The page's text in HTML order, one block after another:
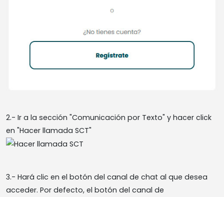
2.- Ir a la sección "Comunicación por Texto" y hacer click
en "Hacer llamada SCT"
3.- Hará clic en el botón del canal de chat al que desea
acceder. Por defecto, el botón del canal de